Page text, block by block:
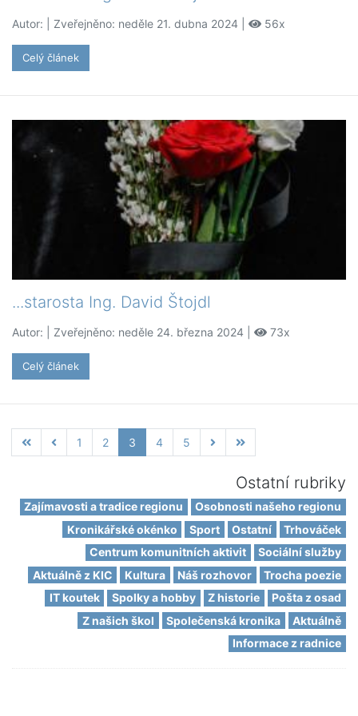
Autor: | Zveřejněno: neděle 21. dubna 2024 | 56x
Celý článek
...starosta Ing. David Štojdl
Autor: | Zveřejněno: neděle 24. března 2024 | 73x
Celý článek
1 2 3 4 5
Ostatní rubriky
Zajímavosti a tradice regionu
Osobnosti našeho regionu
Kronikářské okénko
Sport Ostatní
Trhováček
Centrum komunitních aktivit
Sociální služby
Aktuálně z KIC
Kultura Náš rozhovor
Trocha poezie
IT koutek
Spolky a hobby Z historie
Pošta z osad
Z našich škol
Společenská kronika
Aktuálně
Informace z radnice